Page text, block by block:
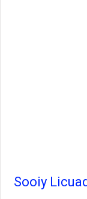
Sooiy